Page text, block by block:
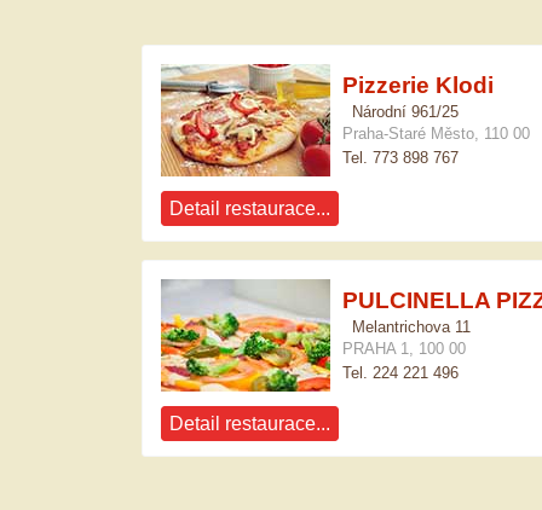
Pizzerie Klodi
Národní 961/25
Praha-Staré Město, 110 00
Tel. 773 898 767
Detail restaurace...
PULCINELLA
Melantrichova 11
PRAHA 1, 100 00
Tel. 224 221 496
Detail restaurace...